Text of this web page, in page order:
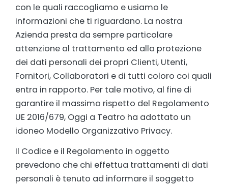
con le quali raccogliamo e usiamo le
informazioni che ti riguardano. La nostra
Azienda presta da sempre particolare
attenzione al trattamento ed alla protezione
dei dati personali dei propri Clienti, Utenti,
Fornitori, Collaboratori e di tutti coloro coi quali
entra in rapporto. Per tale motivo, al fine di
garantire il massimo rispetto del Regolamento
UE 2016/679, Oggi a Teatro ha adottato un
idoneo Modello Organizzativo Privacy.
Il Codice e il Regolamento in oggetto
prevedono che chi effettua trattamenti di dati
personali è tenuto ad informare il soggetto